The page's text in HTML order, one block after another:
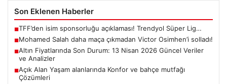
Son Eklenen Haberler
■TFF’den isim sponsorluğu açıklaması! Trendyol Süper Lig…
■Mohamed Salah daha maça çıkmadan Victor Osimhen’i solladı!
■Altın Fiyatlarında Son Durum: 13 Nisan 2026 Güncel Veriler
ve Analizler
■Açık Alan Yaşam alanlarında Konfor ve bahçe mutfağı
Çözümleri